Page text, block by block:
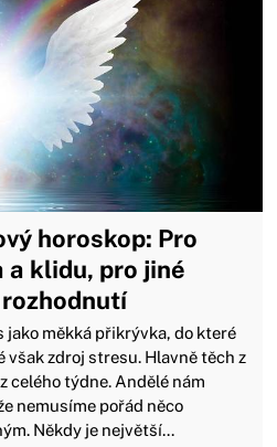
horoskop: Pro
klidu, pro jiné
jako měkká přikrývka, do které
však zdroj stresu. Hlavně těch z
celého týdne. Andělé nám
nemusíme pořád něco
Někdy je největší...